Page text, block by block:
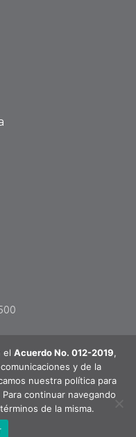
reservados.
el Acuerdo No. 012-2019,
y de la
nuestra política para
continuar navegando
de la misma.